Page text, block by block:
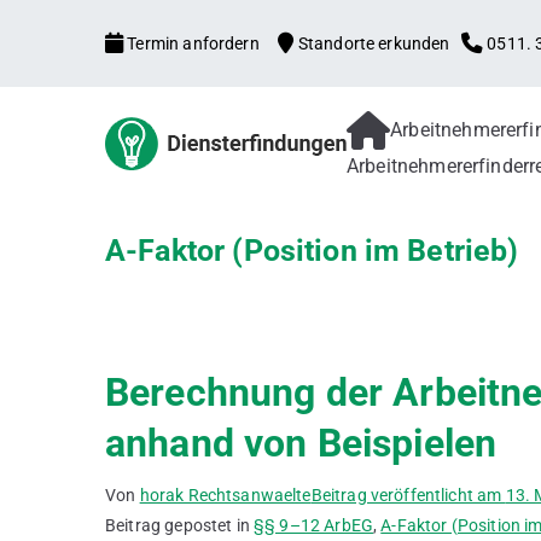
Termin anfordern Standorte erkunden 0511.
Gebrauchsmuster
A-Faktor (Position im Betrieb)
Berechnung der
anhand von Beispielen
Von horak RechtsanwaelteBeitrag veröffentlicht am 13.
Beitrag gepostet in§§ 9–12 ArbEG,A-Faktor (Position